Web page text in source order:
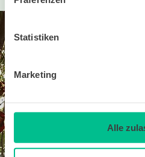
Statistiken
Marketing
Alle
Lerngeschwindigkeit und deinen zeitlichen Ressourcen.